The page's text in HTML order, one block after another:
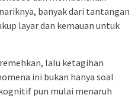
banyak dari tantangan
layar dan kemauan untuk
lalu ketagihan
ini bukan hanya soal
pun mulai menaruh